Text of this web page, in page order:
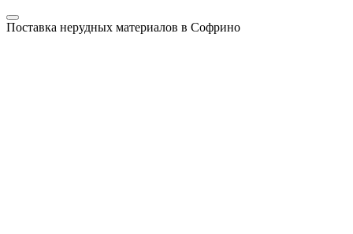
Поставка нерудных материалов в Софрино